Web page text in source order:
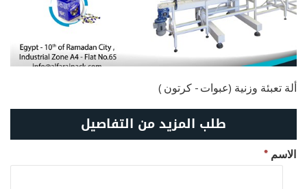
ألة تعبئة وزنية (عبوات - كرتون )
طلب المزيد من التفاصيل
الاسم *